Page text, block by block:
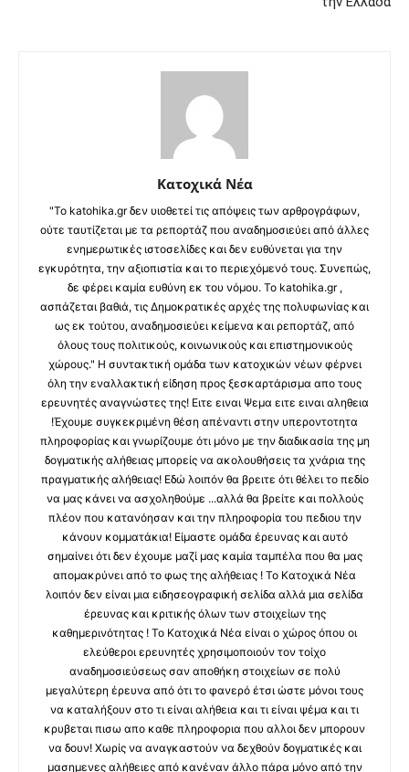
Κατοχικά Νέα
"Το katohika.gr δεν υιοθετεί τις απόψεις των αρθρογράφων,
ούτε ταυτίζεται με τα ρεπορτάζ που αναδημοσιεύει από άλλες
ενημερωτικές ιστοσελίδες και δεν ευθύνεται για την
εγκυρότητα, την αξιοπιστία και το περιεχόμενό τους. Συνεπώς,
δε φέρει καμία ευθύνη εκ του νόμου. Το katohika.gr ,
ασπάζεται βαθιά, τις Δημοκρατικές αρχές της πολυφωνίας και
ως εκ τούτου, αναδημοσιεύει κείμενα και ρεπορτάζ, από
όλους τους πολιτικούς, κοινωνικούς και επιστημονικούς
χώρους." Η συντακτική ομάδα των κατοχικών νέων φέρνει
όλη την εναλλακτική είδηση προς ξεσκαρτάρισμα απο τους
ερευνητές αναγνώστες της! Ειτε ειναι Ψεμα ειτε ειναι αληθεια
!Έχουμε συγκεκριμένη θέση απέναντι στην υπεροντοτητα
πληροφορίας και γνωρίζουμε ότι μόνο με την διαδικασία της μη
δογματικής αλήθειας μπορείς να ακολουθήσεις τα χνάρια της
πραγματικής αλήθειας! Εδώ λοιπόν θα βρειτε ότι θέλει το πεδίο
να μας κάνει να ασχοληθούμε ...αλλά θα βρείτε και πολλούς
πλέον που κατανόησαν και την πληροφορία του πεδιου την
κάνουν κομματάκια! Είμαστε ομάδα έρευνας και αυτό
σημαίνει ότι δεν έχουμε μαζί μας καμία ταμπέλα που θα μας
απομακρύνει από το φως της αλήθειας ! Το Κατοχικά Νέα
λοιπόν δεν είναι μια ειδησεογραφική σελίδα αλλά μια σελίδα
έρευνας και κριτικής όλων των στοιχείων της
καθημερινότητας ! Το Κατοχικά Νέα είναι ο χώρος όπου οι
ελεύθεροι ερευνητές χρησιμοποιούν τον τοίχο
αναδημοσιεύσεως σαν αποθήκη στοιχείων σε πολύ
μεγαλύτερη έρευνα από ότι το φανερό έτσι ώστε μόνοι τους
να καταλήξουν στο τι είναι αλήθεια και τι είναι ψέμα και τι
κρυβεται πισω απο καθε πληροφορια που αλλοι δεν μπορουν
να δουν! Χωρίς να αναγκαστούν να δεχθούν δογματικές και
μασημενες αλήθειες από κανέναν άλλο πάρα μόνο από την